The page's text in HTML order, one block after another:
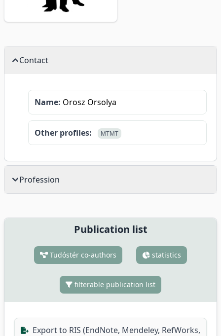
Contact
Name: Orosz Orsolya
Other profiles: MTMT
Profession
Publication list
Tudóstér co-authors statistics
filterable publication list
Export to RIS (EndNote, Mendeley, RefWorks,